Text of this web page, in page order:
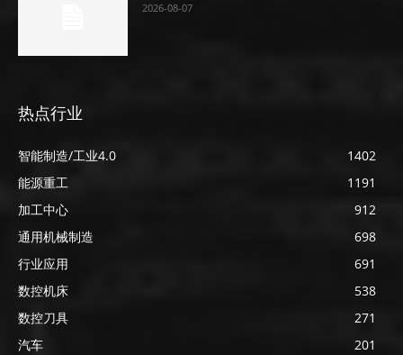
2026-08-07
热点行业
智能制造/工业4.0
1402
能源重工
1191
加工中心
912
通用机械制造
698
行业应用
691
数控机床
538
数控刀具
271
汽车
201